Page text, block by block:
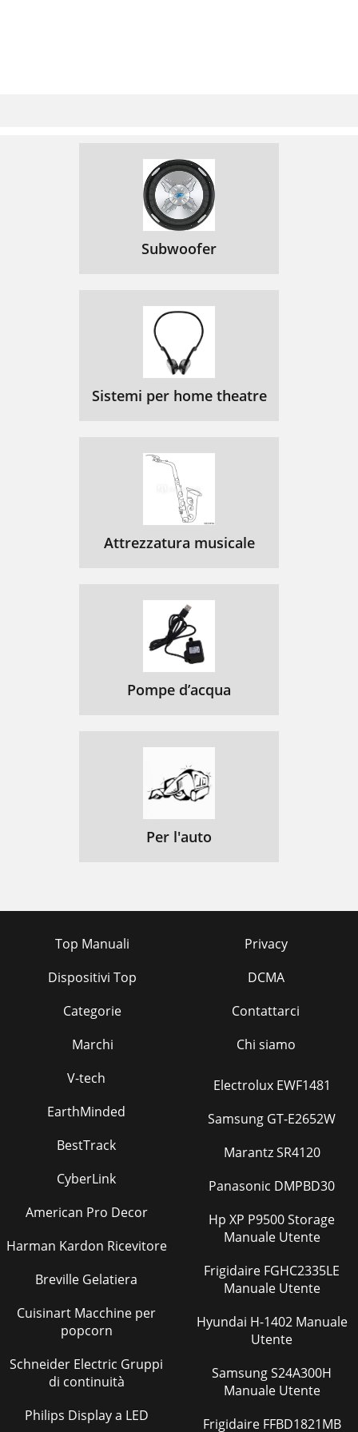
Subwoofer
Sistemi per home theatre
Attrezzatura musicale
Pompe d’acqua
Per l'auto
Top Manuali
Dispositivi Top
Categorie
Marchi
Privacy
DCMA
Contattarci
Chi siamo
V-tech
EarthMinded
BestTrack
CyberLink
American Pro Decor
Harman Kardon Ricevitore
Breville Gelatiera
Cuisinart Macchine per
popcorn
Schneider Electric Gruppi
di continuità
Philips Display a LED
Electrolux EWF1481
Samsung GT-E2652W
Marantz SR4120
Panasonic DMPBD30
Hp XP P9500 Storage
Manuale Utente
Frigidaire FGHC2335LE
Manuale Utente
Hyundai H-1402 Manuale
Utente
Samsung S24A300H
Manuale Utente
Frigidaire FFBD1821MB